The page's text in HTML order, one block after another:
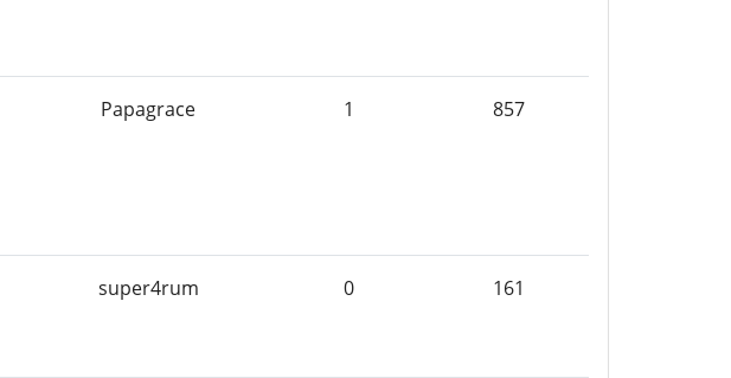
Papagrace 1 857
super4rum 0 161